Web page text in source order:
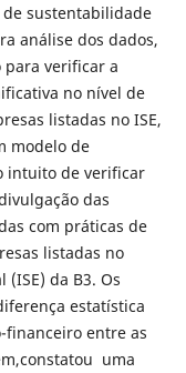
de sustentabilidade
análise dos dados,
verificar a
no nível de
listadas no ISE,
modelo de
intuito de verificar
das
com práticas de
listadas no
da B3. Os
estatística
entre as
uma